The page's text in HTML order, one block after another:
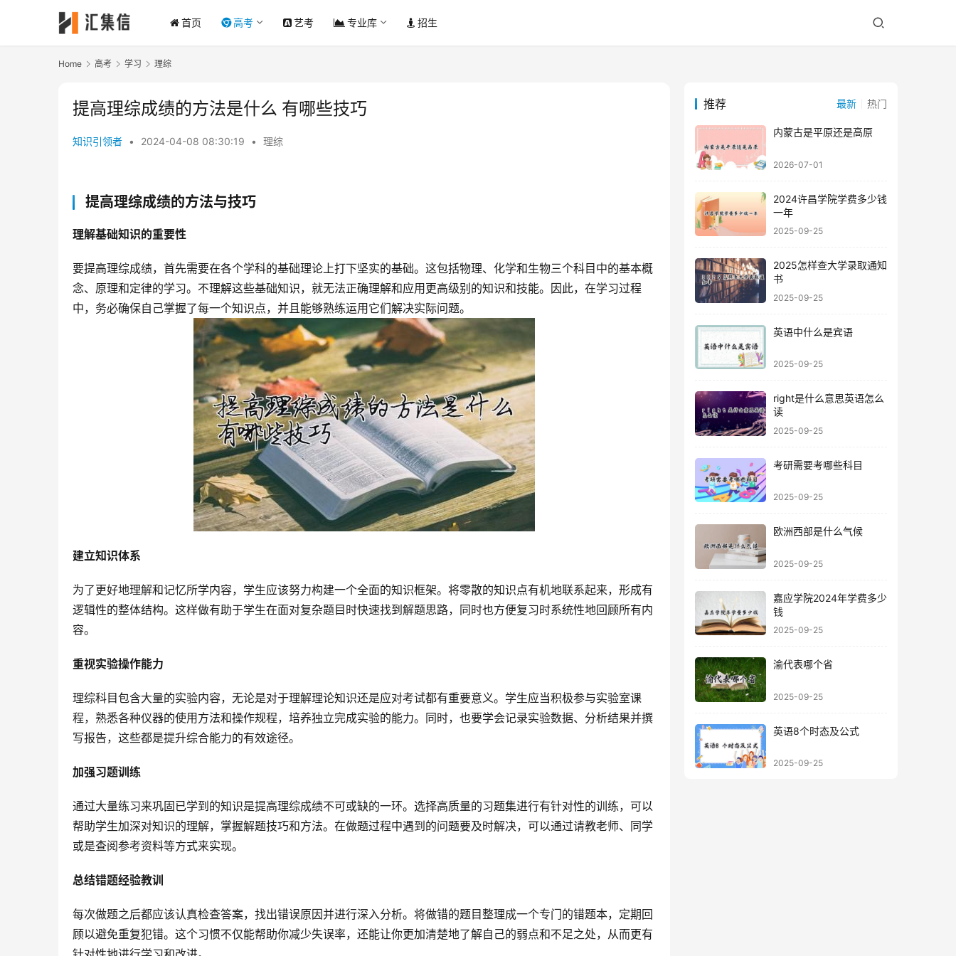
首页 高考 艺考 专业库 招生
Home 高考 学习 理综
提高理综成绩的方法是什么 有哪些技巧
知识引领者 • 2024-04-08 08:30:19 • 理综
提高理综成绩的方法与技巧
理解基础知识的重要性
要提高理综成绩，首先需要在各个学科的基础理论上打下坚实的基础。这包括物理、化学和生物三个科目中的基本概
念、原理和定律的学习。不理解这些基础知识，就无法正确理解和应用更高级别的知识和技能。因此，在学习过程
中，务必确保自己掌握了每一个知识点，并且能够熟练运用它们解决实际问题。
建立知识体系
为了更好地理解和记忆所学内容，学生应该努力构建一个全面的知识框架。将零散的知识点有机地联系起来，形成有
逻辑性的整体结构。这样做有助于学生在面对复杂题目时快速找到解题思路，同时也方便复习时系统性地回顾所有内
容。
重视实验操作能力
理综科目包含大量的实验内容，无论是对于理解理论知识还是应对考试都有重要意义。学生应当积极参与实验室课
程，熟悉各种仪器的使用方法和操作规程，培养独立完成实验的能力。同时，也要学会记录实验数据、分析结果并撰
写报告，这些都是提升综合能力的有效途径。
加强习题训练
通过大量练习来巩固已学到的知识是提高理综成绩不可或缺的一环。选择高质量的习题集进行有针对性的训练，可以
帮助学生加深对知识的理解，掌握解题技巧和方法。在做题过程中遇到的问题要及时解决，可以通过请教老师、同学
或是查阅参考资料等方式来实现。
总结错题经验教训
每次做题之后都应该认真检查答案，找出错误原因并进行深入分析。将做错的题目整理成一个专门的错题本，定期回
顾以避免重复犯错。这个习惯不仅能帮助你减少失误率，还能让你更加清楚地了解自己的弱点和不足之处，从而更有
推荐 最新 热门
内蒙古是平原还是高原
2026-07-01
2024许昌学院学费多少钱
一年
2025-09-25
2025怎样查大学录取通知
书
2025-09-25
英语中什么是宾语
2025-09-25
right是什么意思英语怎么
读
2025-09-25
考研需要考哪些科目
2025-09-25
欧洲西部是什么气候
2025-09-25
嘉应学院2024年学费多少
钱
2025-09-25
渝代表哪个省
2025-09-25
英语8个时态及公式
2025-09-25